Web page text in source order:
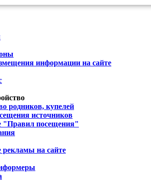
информации на сайте
родников, купелей
источников
"Правил посещения"
рекламы на сайте